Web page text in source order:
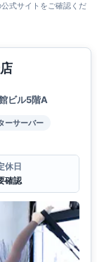
式サイトをご確認くだ
ビル5階A
ーサーバー
休日
確認